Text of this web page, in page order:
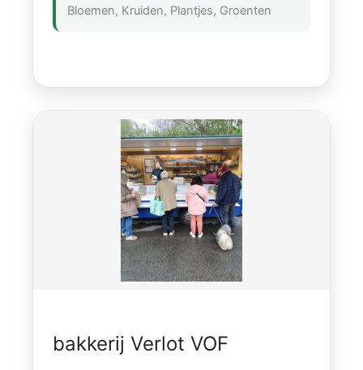
Bloemen, Kruiden, Plantjes, Groenten
bakkerij Verlot VOF